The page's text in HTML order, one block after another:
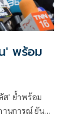
' พร้อม
ส' ย้ำพร้อม
านการณ์ ยัน